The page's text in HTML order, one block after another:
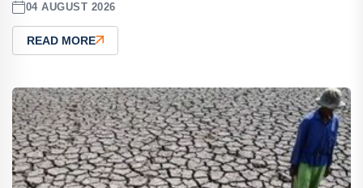
04 AUGUST 2026
READ MORE